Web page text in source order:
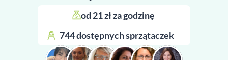
od 21 zł za godzinę
744 dostępnych sprzątaczek